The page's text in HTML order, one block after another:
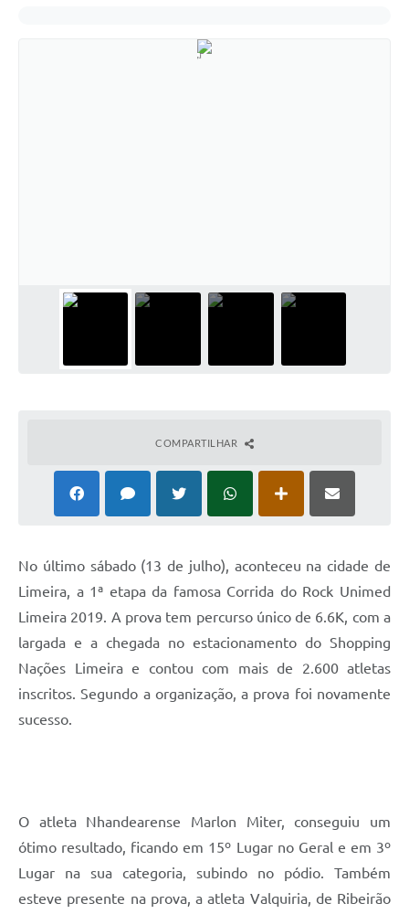
COMPARTILHAR
No último sábado (13 de julho), aconteceu na cidade de
Limeira, a 1ª etapa da famosa Corrida do Rock Unimed
Limeira 2019. A prova tem percurso único de 6.6K, com a
largada e a chegada no estacionamento do Shopping
Nações Limeira e contou com mais de 2.600 atletas
inscritos. Segundo a organização, a prova foi novamente
sucesso.
O atleta Nhandearense Marlon Miter, conseguiu um
ótimo resultado, ficando em 15º Lugar no Geral e em 3º
Lugar na sua categoria, subindo no pódio. Também
esteve presente na prova, a atleta Valquiria, de Ribeirão